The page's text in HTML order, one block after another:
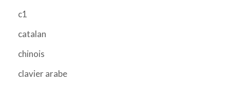
c1
catalan
chinois
clavier arabe